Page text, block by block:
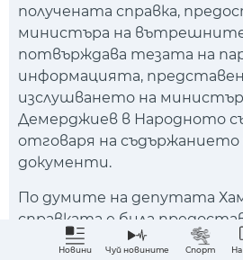
получената справка,
министъра на
потвърждава тезата на
информацията,
изслушването на
Демерджиев в Народното
отговаря на
документи.
По думите на депутата
справката е била
съдействие от
Новини Чуй новините Спорт